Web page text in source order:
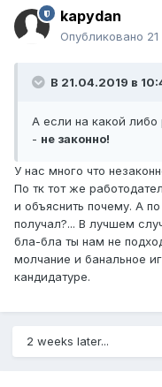
kapydan
Опубликовано
В 21.04.2019 в
А если на какой либо
- не законно!
У нас много что
По тк тот же
и объяснить почему. А
получал?... В лучшем
бла-бла ты нам не
молчание и банальное
кандидатуре.
2 weeks later...